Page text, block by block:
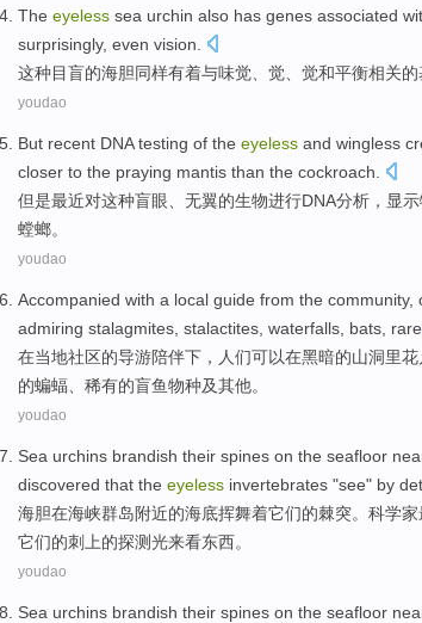
The eyeless sea urchin also has genes associated
surprisingly, even vision.
这种目盲的海胆同样有着与味觉、觉、觉和平衡相关的
youdao
But recent DNAtesting of the eyeless and wingless
closer to the praying mantis than the cockroach
但是最近对这种盲眼、无翼的生物进行DNA分析， 显示
螳螂。
youdao
Accompanied with a local guide from the community,
admiring stalagmites stalactites waterfalls bats rare
在当地社区的导游陪伴下， 人们可以在黑暗的山洞里花
的蝙蝠 稀有的盲鱼物种及其他。
youdao
Sea urchins brandish their spines on the seafloor
discovered that the eyeless invertebrates "see" by
海胆在海峡群岛附近的海底挥舞着它们的棘突。 科学家
它们的刺 上的探测光来看东西。
youdao
Sea urchins brandish their spines on the seafloor